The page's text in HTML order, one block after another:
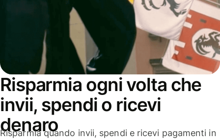
Risparmia ogni volta che
invii, spendi o ricevi
denaro
Risparmia quando invii, spendi e ricevi pagamenti in